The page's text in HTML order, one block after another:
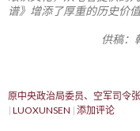
谱》增添了厚重的历史价值
供稿
原中央政治局委员、空军司令
LUOXUNSEN 添加评论